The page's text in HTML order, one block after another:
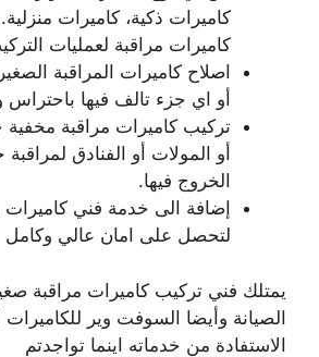
كاميرات ذكية، كاميرات
كاميرات مراقبة لعمليات
اصلاح كاميرات المراقبة
أو اي جزء تالف فيها باحتراس
تركيب كاميرات مراقبة
أو المولات أو الفنادق
الخروج فيها.
إضافة الى خدمة فني كاميرات
لتحصل على امان عالي وكامل
يمتلك فني تركيب كاميرات مراقبة
الصيانة وأيضا السوفت وير
الاستفادة من خدماته اينما تواجدتم